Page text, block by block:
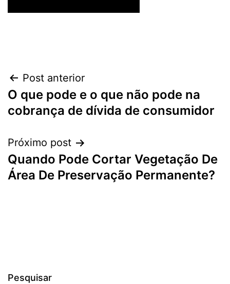
Navegação
de
Post anterior
O que pode e o que não pode na
cobrança de dívida de consumidor
Próximo post
Quando Pode Cortar Vegetação De
Área De Preservação Permanente?
Pesquisar